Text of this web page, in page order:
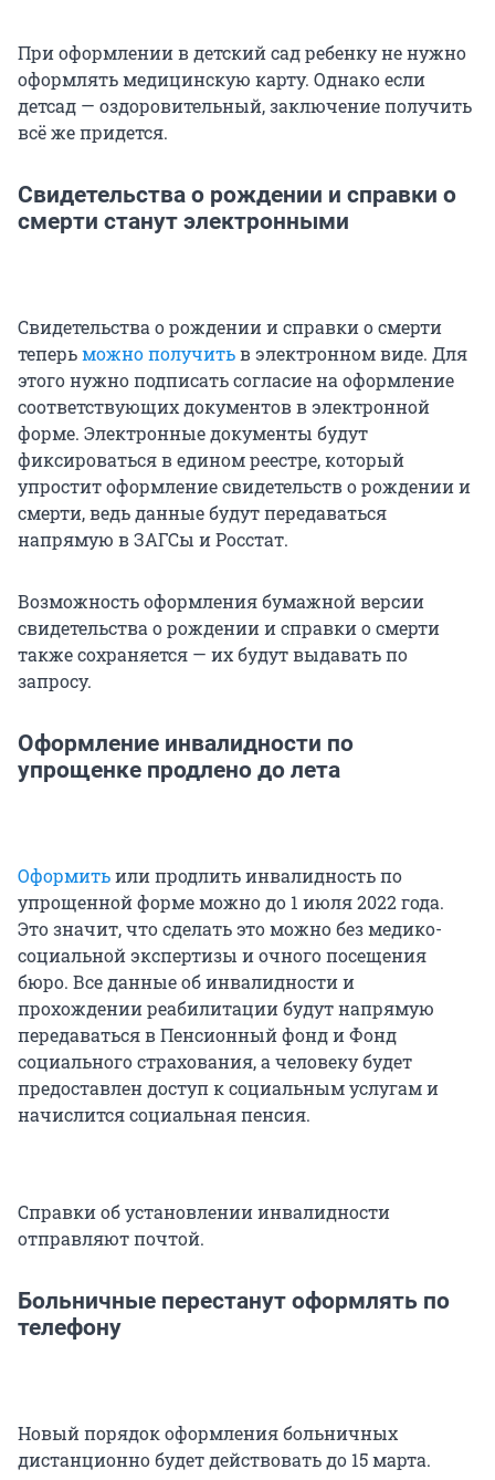
При оформлении в детский сад ребенку не нужно
оформлять медицинскую карту. Однако если
детсад — оздоровительный, заключение получить
всё же придется.
Свидетельства о рождении и справки о
смерти станут электронными
Свидетельства о рождении и справки о смерти
теперьможно получитьв электронном виде. Для
этого нужно подписать согласие на оформление
соответствующих документов в электронной
форме. Электронные документы будут
фиксироваться в едином реестре, который
упростит оформление свидетельств о рождении и
смерти, ведь данные будут передаваться
напрямую в ЗАГСы и Росстат.
Возможность оформления бумажной версии
свидетельства о рождении и справки о смерти
также сохраняется — их будут выдавать по
запросу.
Оформление инвалидности по
упрощенке продлено до лета
Оформитьили продлить инвалидность по
упрощенной форме можно до 1 июля 2022 года.
Это значит, что сделать это можно без медико-
социальной экспертизы и очного посещения
бюро. Все данные об инвалидности и
прохождении реабилитации будут напрямую
передаваться в Пенсионный фонд и Фонд
социального страхования, а человеку будет
предоставлен доступ к социальным услугам и
начислится социальная пенсия.
Справки об установлении инвалидности
отправляют почтой.
Больничные перестанут оформлять по
телефону
Новый порядок оформления больничных
дистанционно будет действовать до 15 марта.